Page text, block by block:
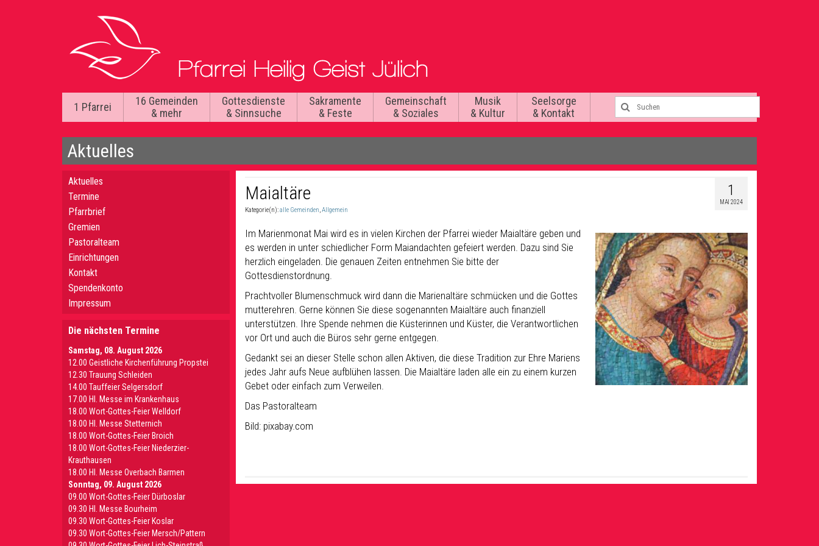
1 Pfarrei
16 Gemeinden
& mehr
Gottesdienste
& Sinnsuche
Sakramente
& Feste
Gemeinschaft
& Soziales
Musik
& Kultur
Seelsorge
& Kontakt
Aktuelles
1
MAI 2024
Maialtäre
Kategorie(n):alle Gemeinden,Allgemein
Im Marienmonat Mai wird es in vielen Kirchen der Pfarrei wieder Maialtäre geben und
es werden in unter schiedlicher Form Maiandachten gefeiert werden. Dazu sind Sie
herzlich eingeladen. Die genauen Zeiten entnehmen Sie bitte der
Gottesdienstordnung.
Prachtvoller Blumenschmuck wird dann die Marienaltäre schmücken und die Gottes
mutterehren. Gerne können Sie diese sogenannten Maialtäre auch finanziell
unterstützen. Ihre Spende nehmen die Küsterinnen und Küster, die Verantwortlichen
vor Ort und auch die Büros sehr gerne entgegen.
Gedankt sei an dieser Stelle schon allen Aktiven, die diese Tradition zur Ehre Mariens
jedes Jahr aufs Neue aufblühen lassen. Die Maialtäre laden alle ein zu einem kurzen
Gebet oder einfach zum Verweilen.
Das Pastoralteam
Bild: pixabay.com
Aktuelles
Termine
Pfarrbrief
Gremien
Pastoralteam
Einrichtungen
Kontakt
Spendenkonto
Impressum
Die nächsten Termine
Samstag, 08. August 2026
12.00 Geistliche Kirchenführung Propstei
12.30 Trauung Schleiden
14.00 Tauffeier Selgersdorf
17.00 Hl. Messe im Krankenhaus
18.00 Wort-Gottes-Feier Welldorf
18.00 Hl. Messe Stetternich
18.00 Wort-Gottes-Feier Broich
18.00 Wort-Gottes-Feier Niederzier-
Krauthausen
18.00 Hl. Messe Overbach Barmen
Sonntag, 09. August 2026
09.00 Wort-Gottes-Feier Dürboslar
09.30 HI. Messe Bourheim
09.30 Wort-Gottes-Feier Koslar
09.30 Wort-Gottes-Feier Mersch/Pattern